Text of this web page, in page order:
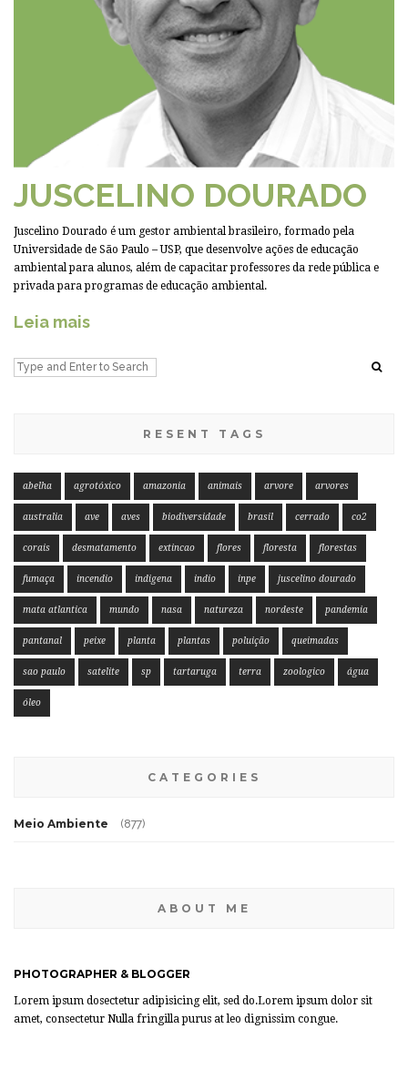
JUSCELINO DOURADO
Juscelino Dourado é um gestor ambiental brasileiro, formado pela
Universidade de São Paulo – USP, que desenvolve ações de educação
ambiental para alunos, além de capacitar professores da rede pública e
privada para programas de educação ambiental.
Leia mais
RESENT TAGS
abelha agrotóxico amazonia animais arvore arvores
australia ave aves biodiversidade brasil cerrado co2
corais desmatamento extincao flores floresta florestas
fumaça incendio indigena indio inpe juscelino dourado
mata atlantica mundo nasa natureza nordeste pandemia
pantanal peixe planta plantas poluição queimadas
sao paulo satelite sp tartaruga terra zoologico água
óleo
CATEGORIES
Meio Ambiente (877)
ABOUT ME
PHOTOGRAPHER & BLOGGER
Lorem ipsum dosectetur adipisicing elit, sed do.Lorem ipsum dolor sit
amet, consectetur Nulla fringilla purus at leo dignissim congue.